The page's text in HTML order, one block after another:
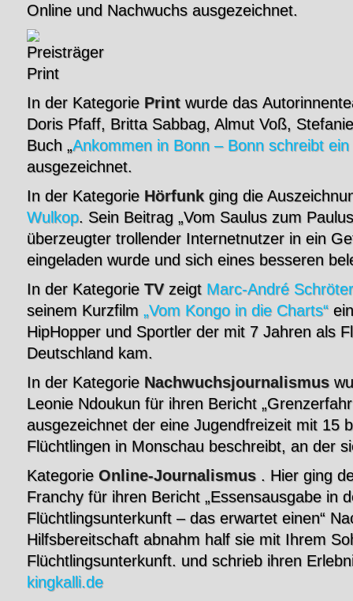
Online und Nachwuchs ausgezeichnet.
In der Kategorie Print wurde das
Doris Pfaff, Britta Sabbag, Almut Voß,
Buch „Ankommen in Bonn – Bonn schreibt
ausgezeichnet.
In der Kategorie Hörfunkging die
Wulkop. Sein Beitrag „Vom Saulus zum
überzeugter trollender Internetnutzer in ein
eingeladen wurde und sich eines besseren
In der Kategorie TVzeigt Marc-André Schröter
seinem Kurzfilm „Vom Kongo in die Charts“
HipHopper und Sportler der mit 7 Jahren als
Deutschland kam.
In der Kategorie Nachwuchsjournalismus
Leonie Ndoukun für ihren Bericht
ausgezeichnet der eine Jugendfreizeit mit 15
Flüchtlingen in Monschau beschreibt, an der
Kategorie Online-Journalismus . Hier ging
Franchy für ihren Bericht „Essensausgabe in
Flüchtlingsunterkunft – das erwartet einen“
Hilfsbereitschaft abnahm half sie mit Ihrem
Flüchtlingsunterkunft. und schrieb ihren
kingkalli.de